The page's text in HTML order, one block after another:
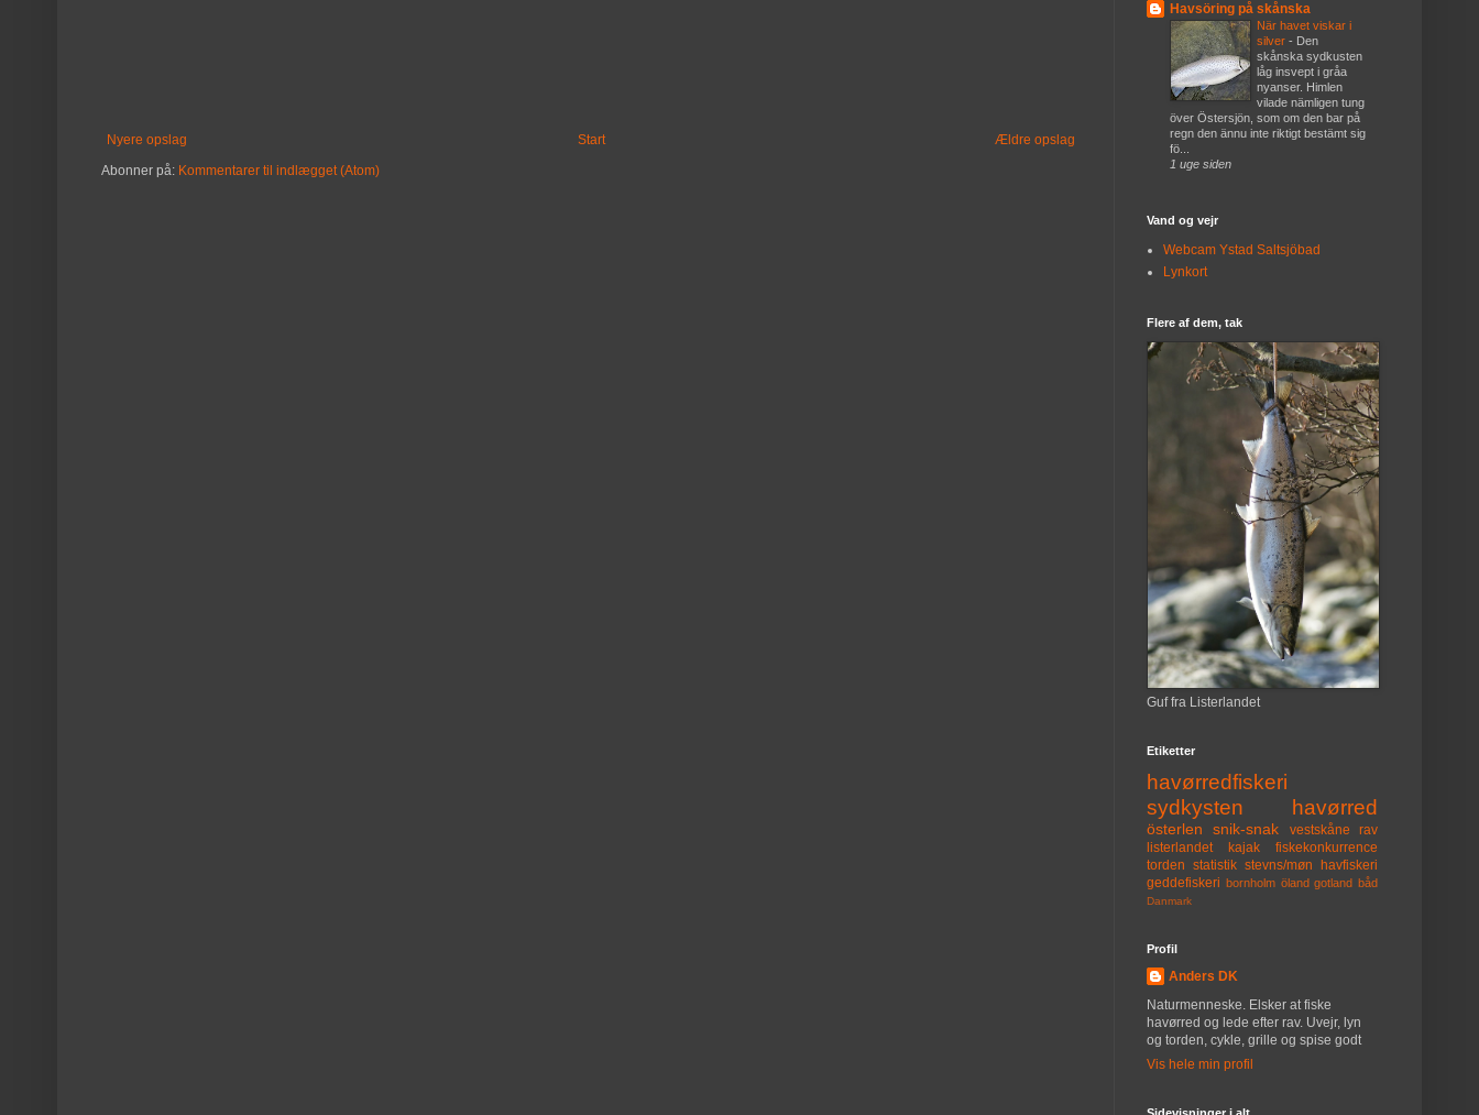
Nyere opslag Ældre opslag
Start
Abonner på: Kommentarer til indlægget (Atom)
Havsöring på skånska
När havet viskar i
silver - Den
skånska sydkusten
låg insvept i gråa
nyanser. Himlen
vilade nämligen tung
över Östersjön, som om den bar på
regn den ännu inte riktigt bestämt sig
fö...
1 uge siden
Vand og vejr
Webcam Ystad Saltsjöbad
Lynkort
Flere af dem, tak
Guf fra Listerlandet
Etiketter
havørredfiskeri
sydkysten
havørred
österlen snik-snak vestskåne
rav
listerlandet
kajak
fiskekonkurrence
torden statistik stevns/møn
havfiskeri
geddefiskeri bornholm öland gotland båd
Danmark
Profil
Anders DK
Naturmenneske. Elsker at fiske
havørred og lede efter rav. Uvejr, lyn
og torden, cykle, grille og spise godt
Vis hele min profil